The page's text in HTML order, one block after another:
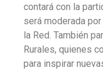
contará con la
será moderada
la Red. También
Rurales, quienes
para inspirar